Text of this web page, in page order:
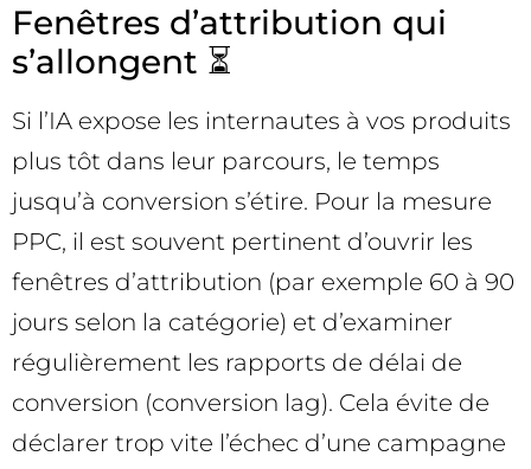
Fenêtres d’attribution qui
s’allongent ⏳
Si l’IA expose les internautes à vos produits
plus tôt dans leur parcours, le temps
jusqu’à conversion s’étire. Pour la mesure
PPC, il est souvent pertinent d’ouvrir les
fenêtres d’attribution (par exemple 60 à 90
jours selon la catégorie) et d’examiner
régulièrement les rapports de délai de
conversion (conversion lag). Cela évite de
déclarer trop vite l’échec d’une campagne